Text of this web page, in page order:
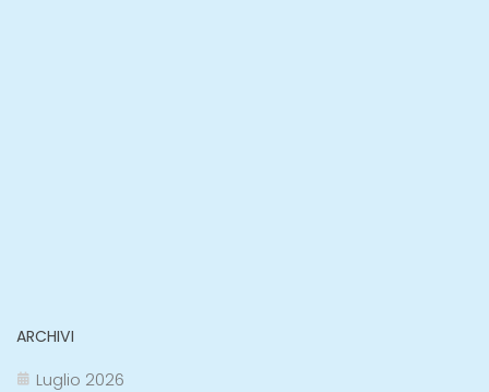
ARCHIVI
Luglio 2026